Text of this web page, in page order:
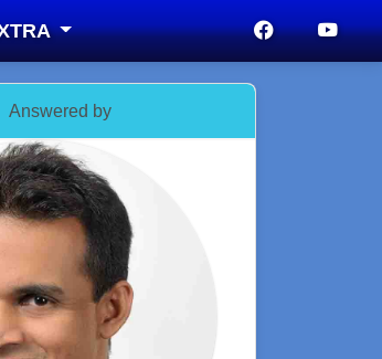
Answered by